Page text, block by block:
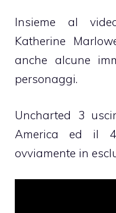
Insieme al
Katherine
anche alcune
personaggi.
Uncharted 3
America ed il 4
ovviamente in